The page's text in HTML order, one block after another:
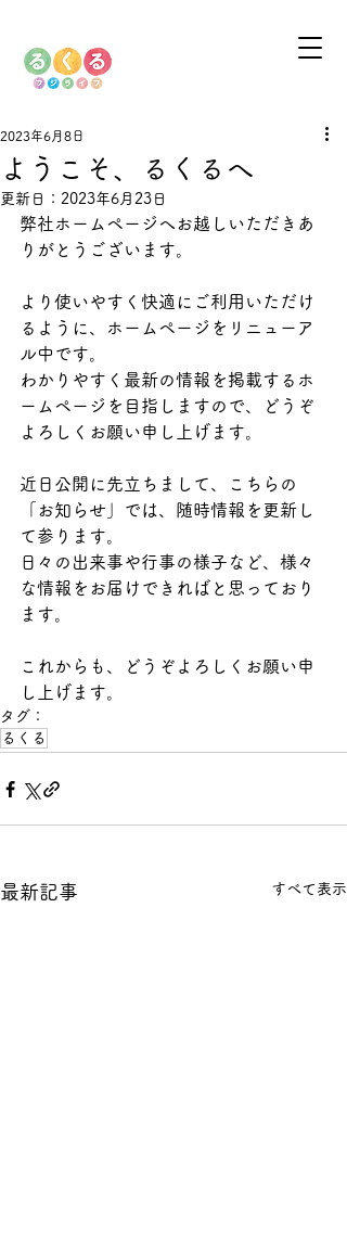
ようこそ、るくるへ
2023年6月8日
更新日： 2023年6月23日
弊社ホームページへお越しいただきあ
りがとうございます。
より使いやすく快適にご利用いただけ
るように、ホームページをリニューア
ル中です。
わかりやすく最新の情報を掲載するホ
ームページを目指しますので、どうぞ
よろしくお願い申し上げます。
近日公開に先立ちまして、こちらの
「お知らせ」では、随時情報を更新し
て参ります。
日々の出来事や行事の様子など、様々
な情報をお届けできればと思っており
ます。
これからも、どうぞよろしくお願い申
し上げます。
タグ：
るくる
最新記事 すべて表示